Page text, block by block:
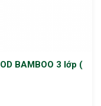
BAMBOO 3 lớp (